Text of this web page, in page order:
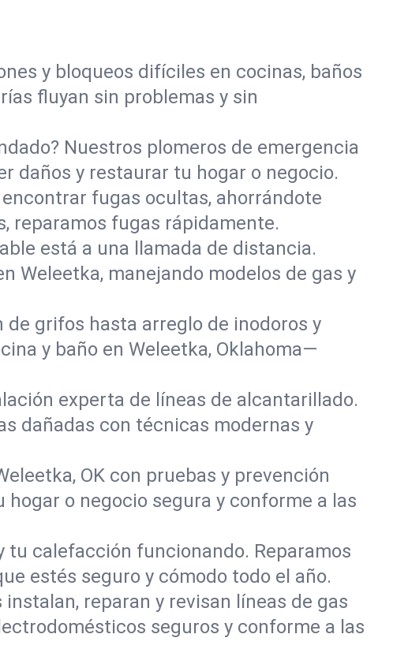
y bloqueos difíciles en cocinas, baños
fluyan sin problemas y sin
Nuestros plomeros de emergencia
daños y restaurar tu hogar o negocio.
fugas ocultas, ahorrándote
reparamos fugas rápidamente.
está a una llamada de distancia.
Weleetka, manejando modelos de gas y
grifos hasta arreglo de inodoros y
y baño en Weleetka, Oklahoma—
experta de líneas de alcantarillado.
dañadas con técnicas modernas y
OK con pruebas y prevención
o negocio segura y conforme a las
tu calefacción funcionando. Reparamos
estés seguro y cómodo todo el año.
reparan y revisan líneas de gas
seguros y conforme a las